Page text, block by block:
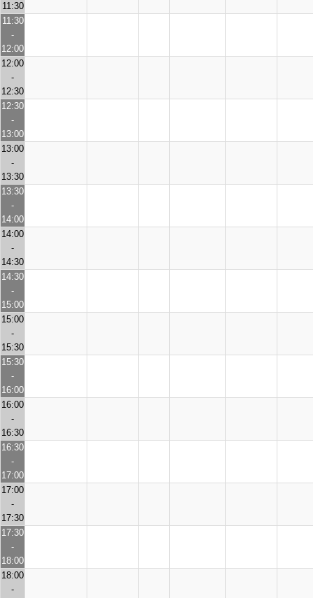
11:30
11:30
-
12:00
12:00
-
12:30
12:30
-
13:00
13:00
-
13:30
13:30
-
14:00
14:00
-
14:30
14:30
-
15:00
15:00
-
15:30
15:30
-
16:00
16:00
-
16:30
16:30
-
17:00
17:00
-
17:30
17:30
-
18:00
18:00
-